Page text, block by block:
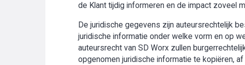
de Klant tijdig informeren en de impact zoveel
De juridische gegevens zijn auteursrechtelijk
juridische informatie onder welke vorm en op
auteursrecht van SD Worx zullen
opgenomen juridische informatie te kopiëren,